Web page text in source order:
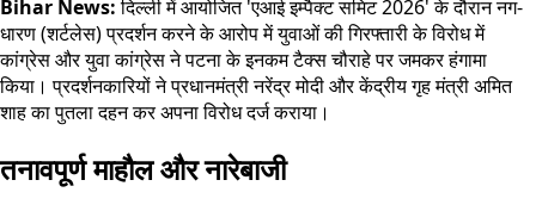
Bihar News:दिल्ली में आयोजित 'एआई इम्पैक्ट समिट 2026' के दौरान नग-
धारण (शर्टलेस) प्रदर्शन करने के आरोप में युवाओं की गिरफ्तारी के विरोध में
कांग्रेस और युवा कांग्रेस ने पटना के इनकम टैक्स चौराहे पर जमकर हंगामा
किया। प्रदर्शनकारियों ने प्रधानमंत्री नरेंद्र मोदी और केंद्रीय गृह मंत्री अमित
शाह का पुतला दहन कर अपना विरोध दर्ज कराया।
तनावपूर्ण माहौल और नारेबाजी